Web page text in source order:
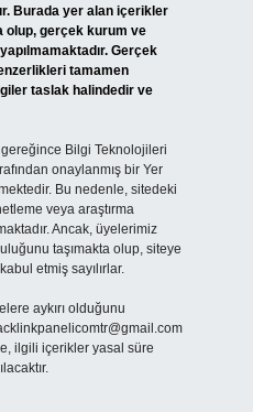
Burada yer alan içerikler
olup, gerçek kurum ve
Gerçek
tamamen
taslak halindedir ve
gereğince Bilgi Teknolojileri
onaylanmış bir Yer
Bu nedenle, sitedeki
veya araştırma
Ancak, üyelerimiz
taşımakta olup, siteye
etmiş sayılırlar.
aykırı olduğunu
ilgili içerikler yasal süre